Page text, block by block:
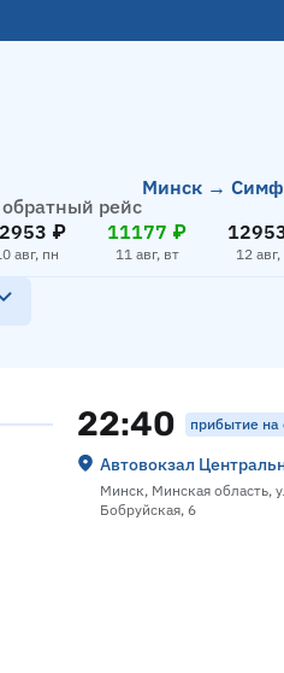
рейс
Минск →
₽
авг, пн
11177 ₽
11 авг, вт 12 авг,
22:40 прибытие на
Автовокзал
Минск, Минская область,
Бобруйская, 6